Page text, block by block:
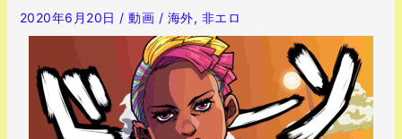
2020年6月20日 /動画 / 海外, 非エロ
ビ
ゲ
シ
ョ
ン